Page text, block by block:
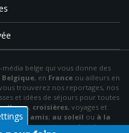
média belge qui vous donne des
Belgique, en Franceou ailleurs en
trouverez nos reportages, nos
et idées de séjours pour toutes
, croisières, voyages et
,entre amis; au soleil ou à la
à la campagneou encitytrip, en